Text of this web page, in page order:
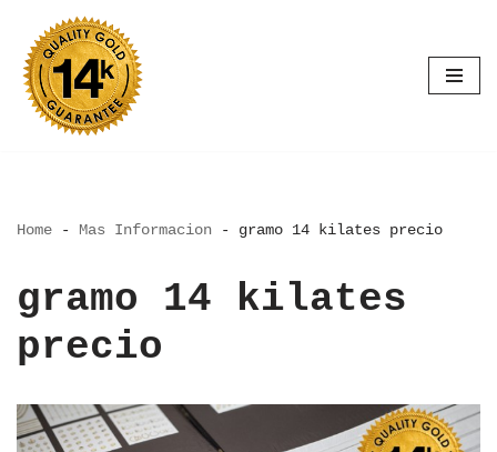
Saltar
al
contenido
Home - Mas Informacion - gramo 14 kilates precio
gramo 14 kilates
precio